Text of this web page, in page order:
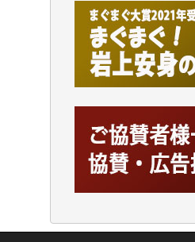
今日、僅かですが
様）
今日、僅かですがカ
機を乗り切るには到
の妻を抱えている
パです。
かねてよりIWJが発
や解説記事、そして
Windows7の頃は